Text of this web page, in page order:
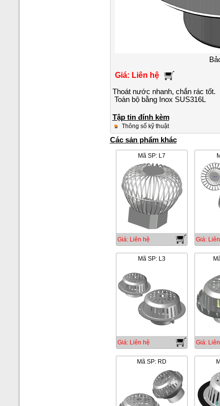
Giá: Liên hệ
Thoát nước nhanh, chắn rác tốt.
Toàn bộ bằng Inox SUS316L
Tập tin đính kèm
Thông số kỹ thuật
Các sản phẩm khác
Mã SP: L7
Giá: Liên hệ Giá:
Mã SP: L3
Giá: Liên hệ Giá:
Mã SP: RD